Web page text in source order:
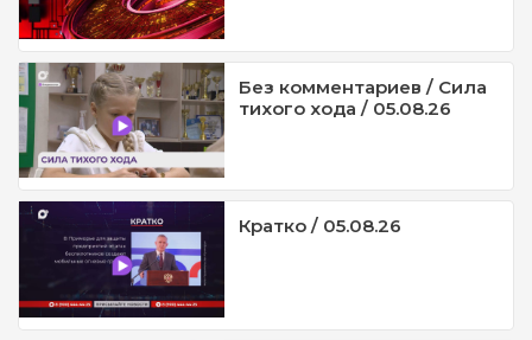
Без комментариев / Сила
тихого хода / 05.08.26
Кратко / 05.08.26